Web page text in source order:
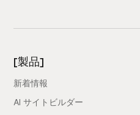
[製品]
新着情報
AI サイトビルダー